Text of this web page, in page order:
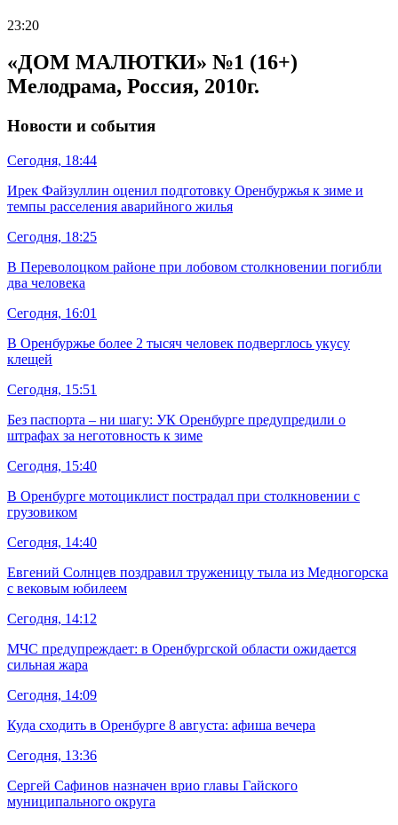
23:20
«ДОМ МАЛЮТКИ» №1 (16+)
Мелодрама, Россия, 2010г.
Новости и события
Сегодня, 18:44
Ирек Файзуллин оценил подготовку Оренбуржья к зиме и
темпы расселения аварийного жилья
Сегодня, 18:25
В Переволоцком районе при лобовом столкновении погибли
два человека
Сегодня, 16:01
В Оренбуржье более 2 тысяч человек подверглось укусу
клещей
Сегодня, 15:51
Без паспорта – ни шагу: УК Оренбурге предупредили о
штрафах за неготовность к зиме
Сегодня, 15:40
В Оренбурге мотоциклист пострадал при столкновении с
грузовиком
Сегодня, 14:40
Евгений Солнцев поздравил труженицу тыла из Медногорска
с вековым юбилеем
Сегодня, 14:12
МЧС предупреждает: в Оренбургской области ожидается
сильная жара
Сегодня, 14:09
Куда сходить в Оренбурге 8 августа: афиша вечера
Сегодня, 13:36
Сергей Сафинов назначен врио главы Гайского
муниципального округа